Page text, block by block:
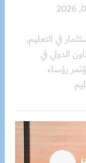
في التعليم,
الدولي في
رؤساء